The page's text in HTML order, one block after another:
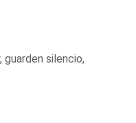
guarden silencio,